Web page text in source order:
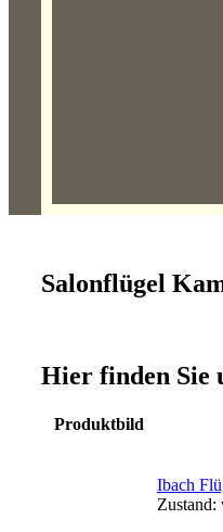
Salonflügel
Hier finden Sie
Produktbild
Ibach
Zustand: